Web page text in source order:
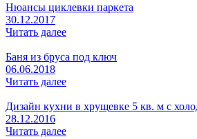
Нюансы циклевки паркета
30.12.2017
Читать далее
Баня из бруса под ключ
06.06.2018
Читать далее
Дизайн кухни в хрущевке 5 кв. м с
28.12.2016
Читать далее